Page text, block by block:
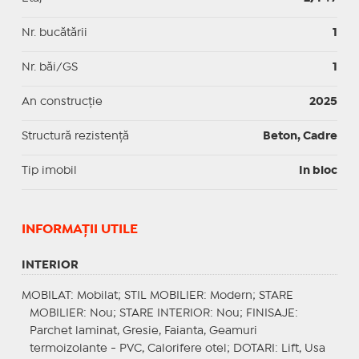
Nr. bucătării 1
Nr. băi/GS 1
An construcție 2025
Structură rezistență Beton, Cadre
Tip imobil In bloc
INFORMAŢII UTILE
INTERIOR
MOBILAT : Mobilat; STIL MOBILIER: Modern; STARE
MOBILIER: Nou; STARE INTERIOR: Nou; FINISAJE :
Parchet laminat, Gresie, Faianta, Geamuri
termoizolante - PVC, Calorifere otel;
DOTARI : Lift, Usa